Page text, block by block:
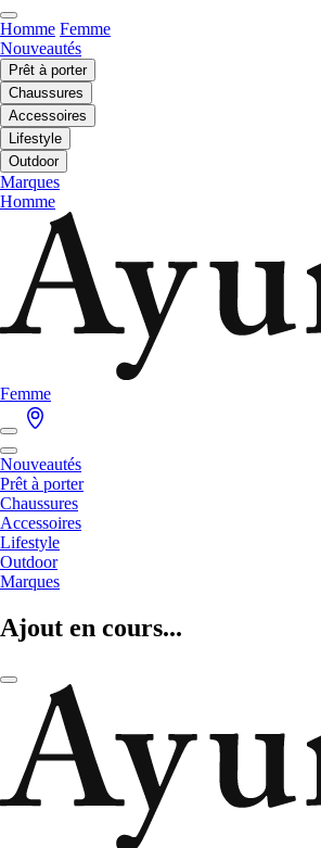
Homme Femme
Nouveautés
Prêt à porter
Chaussures
Accessoires
Lifestyle
Outdoor
Marques
Homme
Femme
Nouveautés
Prêt à porter
Chaussures
Accessoires
Lifestyle
Outdoor
Marques
Ajout en cours...